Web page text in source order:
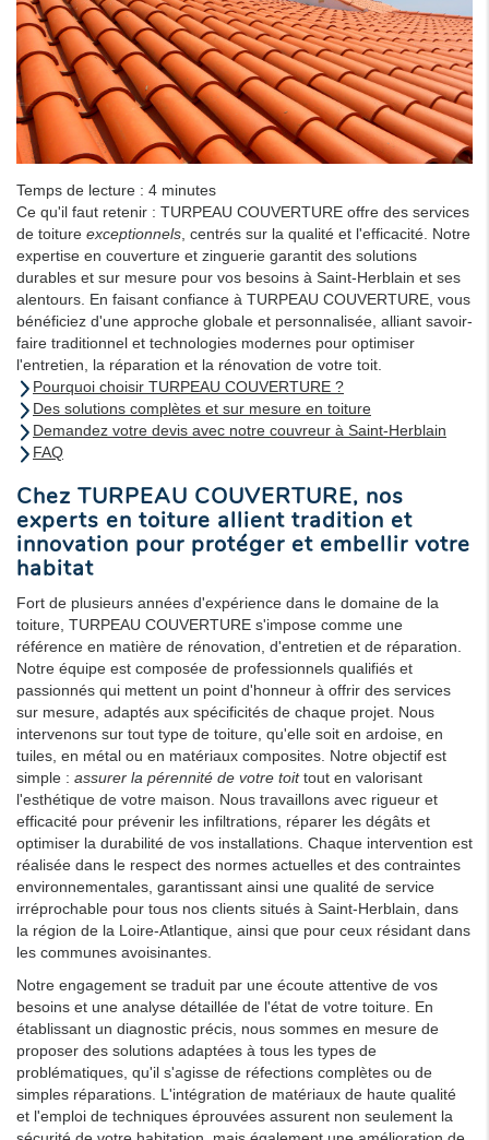
Temps de lecture : 4 minutes
Ce qu'il faut retenir : TURPEAU COUVERTURE offre des services
de toiture exceptionnels , centrés sur la qualité et l'efficacité. Notre
expertise en couverture et zinguerie garantit des solutions
durables et sur mesure pour vos besoins à Saint-Herblain et ses
alentours. En faisant confiance à TURPEAU COUVERTURE, vous
bénéficiez d'une approche globale et personnalisée, alliant savoir-
faire traditionnel et technologies modernes pour optimiser
l'entretien, la réparation et la rénovation de votre toit.
Pourquoi choisir TURPEAU COUVERTURE ?
Des solutions complètes et sur mesure en toiture
Demandez votre devis avec notre couvreur à Saint-Herblain
FAQ
Chez TURPEAU COUVERTURE, nos
experts en toiture allient tradition et
innovation pour protéger et embellir votre
habitat
Fort de plusieurs années d'expérience dans le domaine de la
toiture, TURPEAU COUVERTURE s'impose comme une
référence en matière de rénovation, d'entretien et de réparation.
Notre équipe est composée de professionnels qualifiés et
passionnés qui mettent un point d'honneur à offrir des services
sur mesure, adaptés aux spécificités de chaque projet. Nous
intervenons sur tout type de toiture, qu'elle soit en ardoise, en
tuiles, en métal ou en matériaux composites. Notre objectif est
simple : assurer la pérennité de votre toittout en valorisant
l'esthétique de votre maison. Nous travaillons avec rigueur et
efficacité pour prévenir les infiltrations, réparer les dégâts et
optimiser la durabilité de vos installations. Chaque intervention est
réalisée dans le respect des normes actuelles et des contraintes
environnementales, garantissant ainsi une qualité de service
irréprochable pour tous nos clients situés à Saint-Herblain, dans
la région de la Loire-Atlantique, ainsi que pour ceux résidant dans
les communes avoisinantes.
Notre engagement se traduit par une écoute attentive de vos
besoins et une analyse détaillée de l'état de votre toiture. En
établissant un diagnostic précis, nous sommes en mesure de
proposer des solutions adaptées à tous les types de
problématiques, qu'il s'agisse de réfections complètes ou de
simples réparations. L'intégration de matériaux de haute qualité
et l'emploi de techniques éprouvées assurent non seulement la